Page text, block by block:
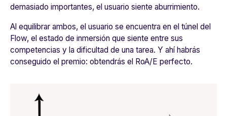
demasiado importantes, el usuario siente aburrimiento.
Al equilibrar ambos, el usuario se encuentra en el túnel del
Flow, el estado de inmersión que siente entre sus
competencias y la dificultad de una tarea. Y ahí habrás
conseguido el premio: obtendrás el RoA/E perfecto.